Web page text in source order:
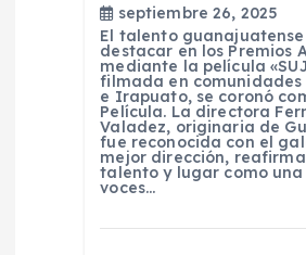
septiembre 26, 2025
El talento
destacar en los Premios
mediante la película
filmada en comunidades
e Irapuato, se coronó
Película. La directora
Valadez, originaria de
fue reconocida con el
mejor dirección,
talento y lugar como una
voces…